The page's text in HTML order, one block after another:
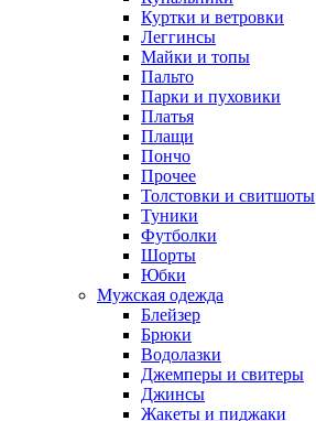
Куртки и ветровки
Леггинсы
Майки и топы
Пальто
Парки и пуховики
Платья
Плащи
Пончо
Прочее
Толстовки и свитшоты
Туники
Футболки
Шорты
Юбки
Мужская одежда
Блейзер
Брюки
Водолазки
Джемперы и свитеры
Джинсы
Жакеты и пиджаки